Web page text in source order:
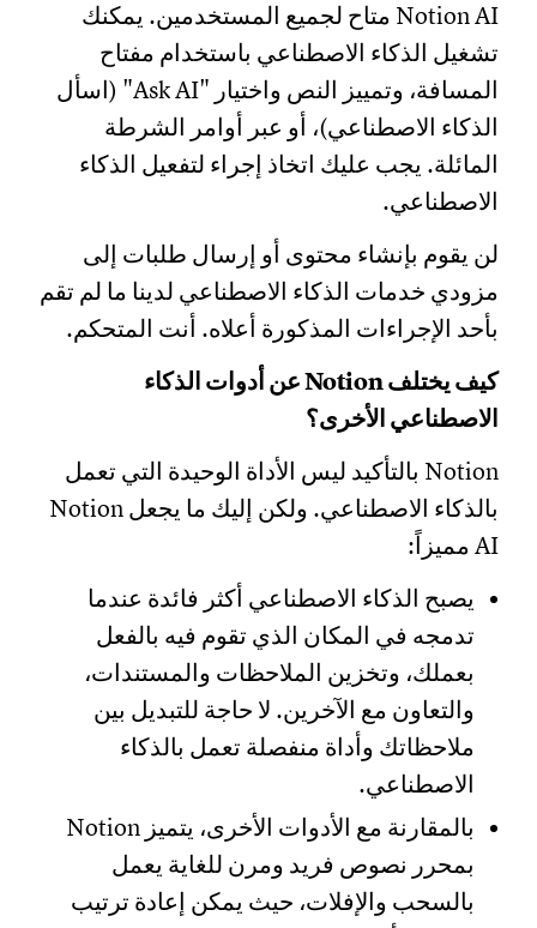
Notion AI متاح لجميع المستخدمين. يمكنك
تشغيل الذكاء الاصطناعي باستخدام مفتاح
المسافة، وتمييز النص واختيار "Ask AI" (اسأل
الذكاء الاصطناعي)، أو عبر أوامر الشرطة
المائلة. يجب عليك اتخاذ إجراء لتفعيل الذكاء
الاصطناعي.
لن يقوم بإنشاء محتوى أو إرسال طلبات إلى
مزودي خدمات الذكاء الاصطناعي لدينا ما لم تقم
بأحد الإجراءات المذكورة أعلاه. أنت المتحكم.
كيف يختلف Notion عن أدوات الذكاء
الاصطناعي الأخرى؟
Notion بالتأكيد ليس الأداة الوحيدة التي تعمل
بالذكاء الاصطناعي. ولكن إليك ما يجعل Notion
يصبح الذكاء الاصطناعي أكثر فائدة عندما
تدمجه في المكان الذي تقوم فيه بالفعل
بعملك، وتخزين الملاحظات والمستندات،
والتعاون مع الآخرين. لا حاجة للتبديل بين
ملاحظاتك وأداة منفصلة تعمل بالذكاء
الاصطناعي.
بالمقارنة مع الأدوات الأخرى، يتميز Notion
بمحرر نصوص فريد ومرن للغاية يعمل
بالسحب والإفلات، حيث يمكن إعادة ترتيب